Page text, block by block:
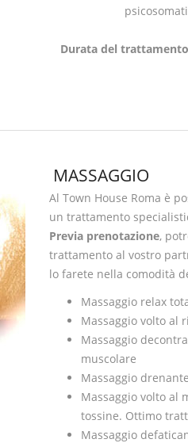
Durata del trattamento
MASSAGGIO
Al Town House Roma è
un trattamento
Previa prenotazione,
trattamento al vostro
lo farete nella comodità
Massaggio relax
Massaggio volto al
Massaggio
muscolare
Massaggio drenante
Massaggio volto al
tossine. Ottimo
Massaggio